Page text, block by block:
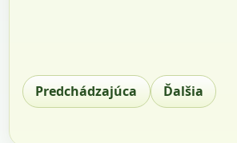
Predchádzajúca Ďalšia